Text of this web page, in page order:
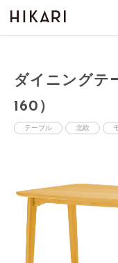
ダイニングテ
160）
テーブル 北欧